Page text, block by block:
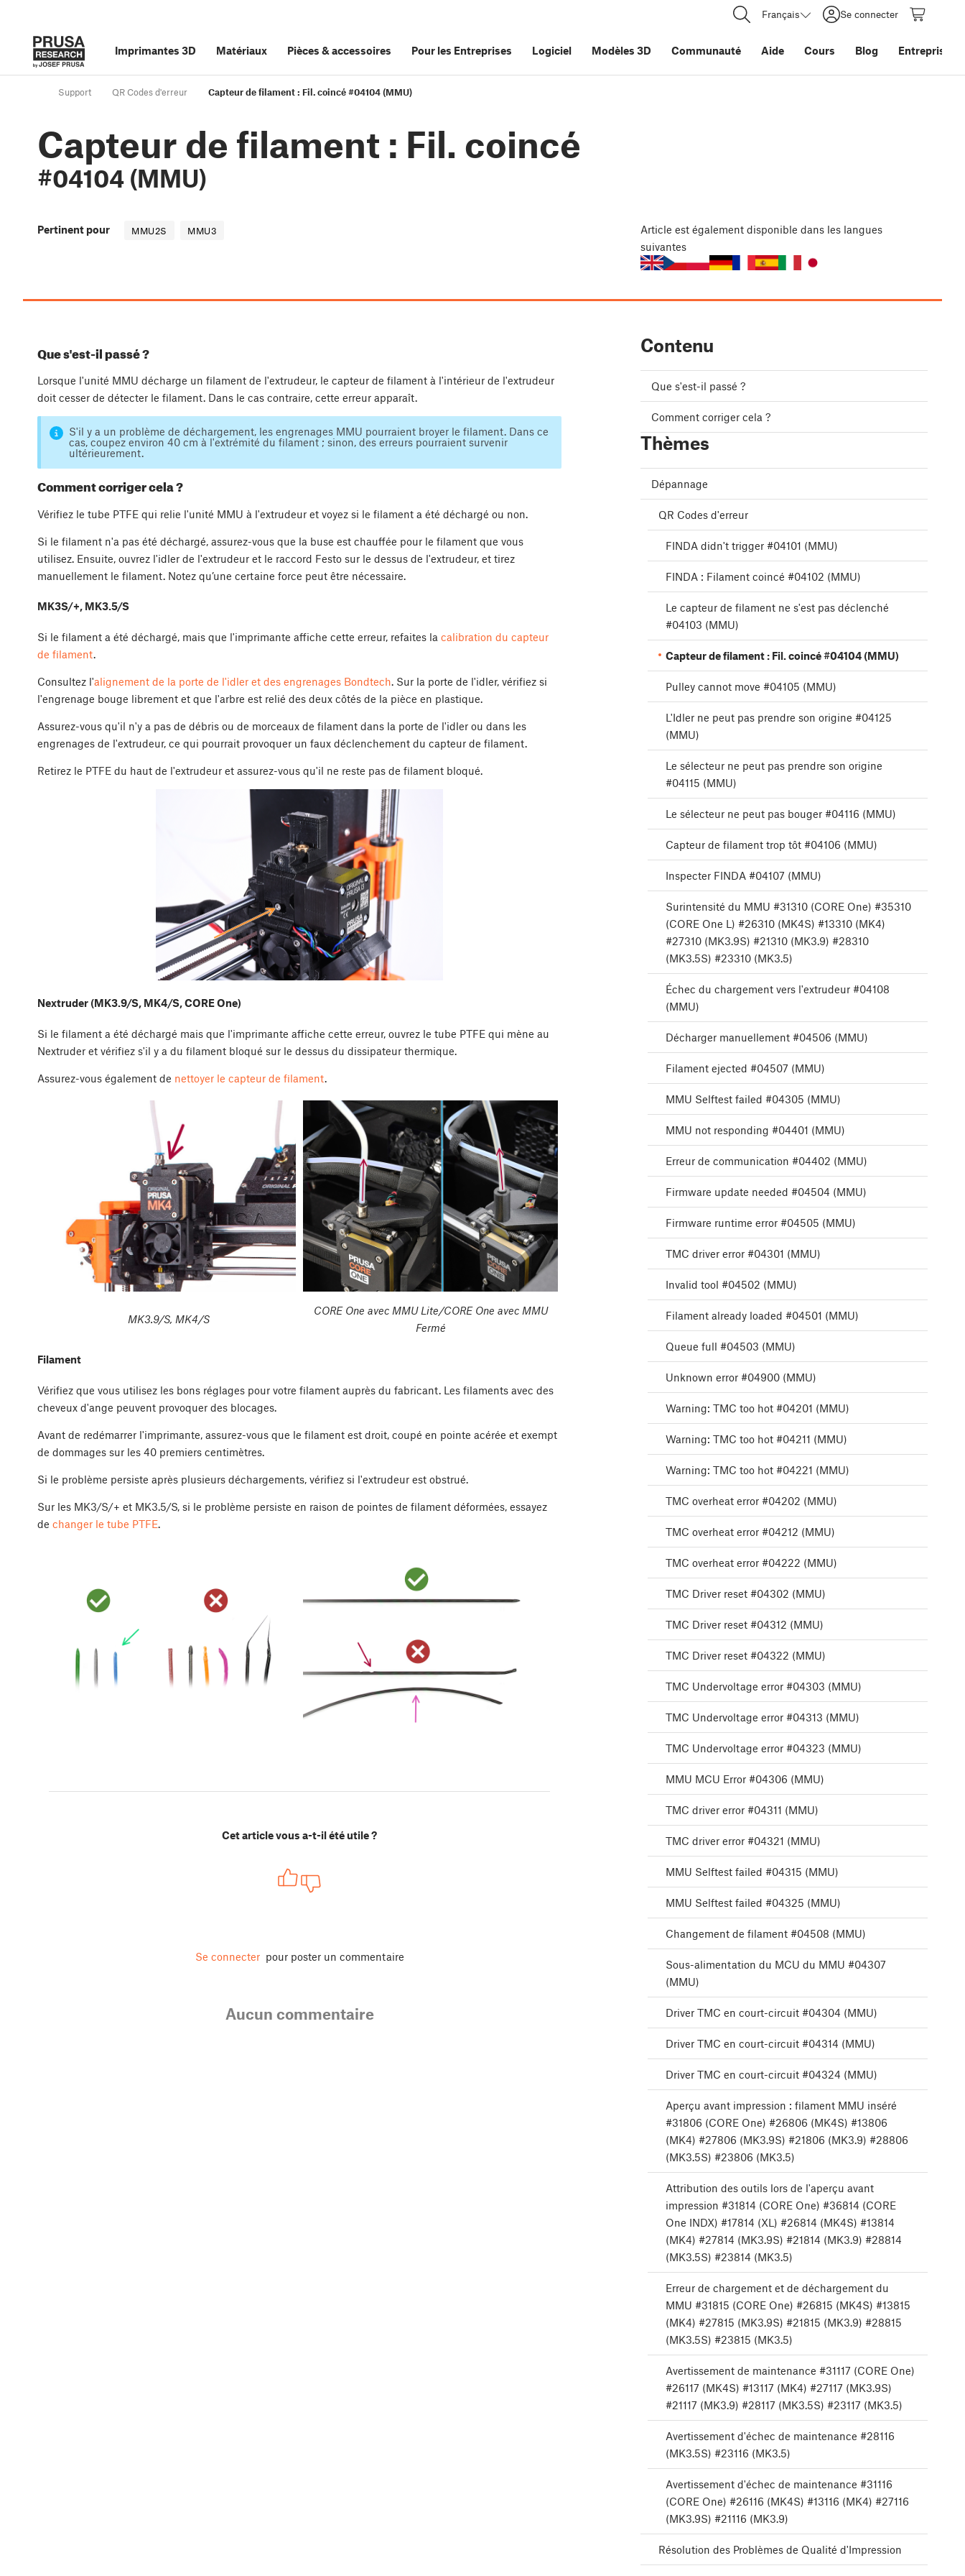
Français Se connecter
Imprimantes 3D Matériaux Pièces &accessoires Pour les Entreprises Logiciel Modèles 3D Communauté Aide Cours Blog Entreprise
Support QR Codes d'erreur Capteur de filament : Fil. coincé #04104 (MMU)
Capteur de filament : Fil. coincé
#04104 (MMU)
Pertinent pour MMU2S MMU3 Article est également disponible dans les langues
suivantes
Que s'est-il passé ?
Lorsque l'unité MMU décharge un filament de l'extrudeur, le capteur de filament à l'intérieur de l'extrudeur
doit cesser de détecter le filament. Dans le cas contraire, cette erreur apparaît.
S'il y a un problème de déchargement, les engrenages MMU pourraient broyer le filament. Dans ce
cas, coupez environ 40 cm à l'extrémité du filament ; sinon, des erreurs pourraient survenir
ultérieurement.
Comment corriger cela ?
Vérifiez le tube PTFE qui relie l'unité MMU à l'extrudeur et voyez si le filament a été déchargé ou non.
Si le filament n'a pas été déchargé, assurez-vous que la buse est chauffée pour le filament que vous
utilisez. Ensuite, ouvrez l'idler de l'extrudeur et le raccord Festo sur le dessus de l'extrudeur, et tirez
manuellement le filament. Notez qu’une certaine force peut être nécessaire.
MK3S/+, MK3.5/S
Si le filament a été déchargé, mais que l'imprimante affiche cette erreur, refaites la calibration du capteur
de filament.
Consultez l'alignement de la porte de l'idler et des engrenages Bondtech. Sur la porte de l'idler, vérifiez si
l'engrenage bouge librement et que l'arbre est relié des deux côtés de la pièce en plastique.
Assurez-vous qu'il n'y a pas de débris ou de morceaux de filament dans la porte de l'idler ou dans les
engrenages de l'extrudeur, ce qui pourrait provoquer un faux déclenchement du capteur de filament.
Retirez le PTFE du haut de l'extrudeur et assurez-vous qu'il ne reste pas de filament bloqué.
Nextruder (MK3.9/S, MK4/S, CORE One)
Si le filament a été déchargé mais que l'imprimante affiche cette erreur, ouvrez le tube PTFE qui mène au
Nextruder et vérifiez s'il y a du filament bloqué sur le dessus du dissipateur thermique.
Assurez-vous également de nettoyer le capteur de filament.
MK3.9/S, MK4/S
CORE One avec MMU Lite/CORE One avec MMU
Fermé
Filament
Vérifiez que vous utilisez les bons réglages pour votre filament auprès du fabricant. Les filaments avec des
cheveux d'ange peuvent provoquer des blocages.
Avant de redémarrer l'imprimante, assurez-vous que le filament est droit, coupé en pointe acérée et exempt
de dommages sur les 40 premiers centimètres.
Si le problème persiste après plusieurs déchargements, vérifiez si l'extrudeur est obstrué.
Sur les MK3/S/+ et MK3.5/S, si le problème persiste en raison de pointes de filament déformées, essayez
de changer le tube PTFE.
Cet article vous a-t-il été utile ?
Se connecter pour poster un commentaire
Aucun commentaire
Contenu
Que s'est-il passé ?
Comment corriger cela ?
Thèmes
Dépannage
QR Codes d'erreur
FINDA didn't trigger #04101 (MMU)
FINDA : Filament coincé #04102 (MMU)
Le capteur de filament ne s'est pas déclenché
#04103 (MMU)
Capteur de filament : Fil. coincé #04104 (MMU)
Pulley cannot move #04105 (MMU)
L'Idler ne peut pas prendre son origine #04125
(MMU)
Le sélecteur ne peut pas prendre son origine
#04115 (MMU)
Le sélecteur ne peut pas bouger #04116 (MMU)
Capteur de filament trop tôt #04106 (MMU)
Inspecter FINDA #04107 (MMU)
Surintensité du MMU #31310 (CORE One) #35310
(CORE One L) #26310 (MK4S) #13310 (MK4)
#27310 (MK3.9S) #21310 (MK3.9) #28310
(MK3.5S) #23310 (MK3.5)
Échec du chargement vers l'extrudeur #04108
(MMU)
Décharger manuellement #04506 (MMU)
Filament ejected #04507 (MMU)
MMU Selftest failed #04305 (MMU)
MMU not responding #04401 (MMU)
Erreur de communication #04402 (MMU)
Firmware update needed #04504 (MMU)
Firmware runtime error #04505 (MMU)
TMC driver error #04301 (MMU)
Invalid tool #04502 (MMU)
Filament already loaded #04501 (MMU)
Queue full #04503 (MMU)
Unknown error #04900 (MMU)
Warning: TMC too hot #04201 (MMU)
Warning: TMC too hot #04211 (MMU)
Warning: TMC too hot #04221 (MMU)
TMC overheat error #04202 (MMU)
TMC overheat error #04212 (MMU)
TMC overheat error #04222 (MMU)
TMC Driver reset #04302 (MMU)
TMC Driver reset #04312 (MMU)
TMC Driver reset #04322 (MMU)
TMC Undervoltage error #04303 (MMU)
TMC Undervoltage error #04313 (MMU)
TMC Undervoltage error #04323 (MMU)
MMU MCU Error #04306 (MMU)
TMC driver error #04311 (MMU)
TMC driver error #04321 (MMU)
MMU Selftest failed #04315 (MMU)
MMU Selftest failed #04325 (MMU)
Changement de filament #04508 (MMU)
Sous-alimentation du MCU du MMU #04307
(MMU)
Driver TMC en court-circuit #04304 (MMU)
Driver TMC en court-circuit #04314 (MMU)
Driver TMC en court-circuit #04324 (MMU)
Aperçu avant impression : filament MMU inséré
#31806 (CORE One) #26806 (MK4S) #13806
(MK4) #27806 (MK3.9S) #21806 (MK3.9) #28806
(MK3.5S) #23806 (MK3.5)
Attribution des outils lors de l'aperçu avant
impression #31814 (CORE One) #36814 (CORE
One INDX) #17814 (XL) #26814 (MK4S) #13814
(MK4) #27814 (MK3.9S) #21814 (MK3.9) #28814
(MK3.5S) #23814 (MK3.5)
Erreur de chargement et de déchargement du
MMU #31815 (CORE One) #26815 (MK4S) #13815
(MK4) #27815 (MK3.9S) #21815 (MK3.9) #28815
(MK3.5S) #23815 (MK3.5)
Avertissement de maintenance #31117 (CORE One)
#26117 (MK4S) #13117 (MK4) #27117 (MK3.9S)
#21117 (MK3.9) #28117 (MK3.5S) #23117 (MK3.5)
Avertissement d'échec de maintenance #28116
(MK3.5S) #23116 (MK3.5)
Avertissement d'échec de maintenance #31116
(CORE One) #26116 (MK4S) #13116 (MK4) #27116
(MK3.9S) #21116 (MK3.9)
Résolution des Problèmes de Qualité d'Impression